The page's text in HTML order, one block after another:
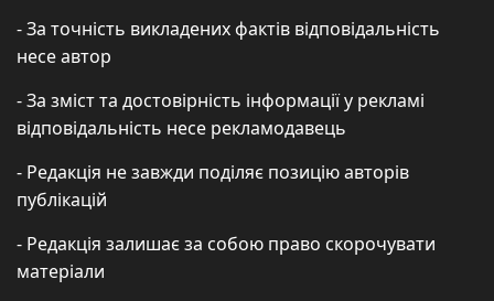
- За точність викладених фактів відповідальність
несе автор
- За зміст та достовірність інформації у рекламі
відповідальність несе рекламодавець
- Редакція не завжди поділяє позицію авторів
публікацій
- Редакція залишає за собою право скорочувати
матеріали